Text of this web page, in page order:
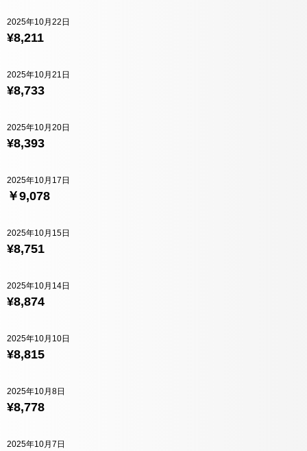
¥8,211
2025年10月22日
¥8,733
2025年10月21日
¥8,393
2025年10月20日
￥9,078
2025年10月17日
¥8,751
2025年10月15日
¥8,874
2025年10月14日
¥8,815
2025年10月10日
¥8,778
2025年10月8日
2025年10月7日